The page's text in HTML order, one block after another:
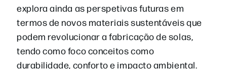
explora ainda as perspetivas futuras em
termos de novos materiais sustentáveis que
podem revolucionar a fabricação de solas,
tendo como foco conceitos como
durabilidade, conforto e impacto ambiental.